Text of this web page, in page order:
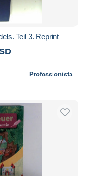
Teil 3. Reprint
Professionista